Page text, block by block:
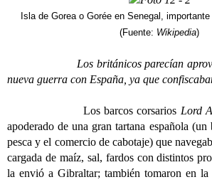
Isla de Gorea o Gorée en Senegal,
(Fuente: Wikipedia)
Los británicos parecían
nueva guerra con España, ya que
Los barcos corsarios Lord
apoderado de una gran tartana española
pesca y el comercio de cabotaje) que
cargada de maíz, sal, fardos con distintos
la envió a Gibraltar; también tomaron en la